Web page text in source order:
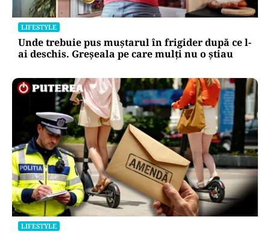
LIFESTYLE
Unde trebuie pus muștarul în frigider după ce l-
ai deschis. Greșeala pe care mulți nu o știau
LIFESTYLE